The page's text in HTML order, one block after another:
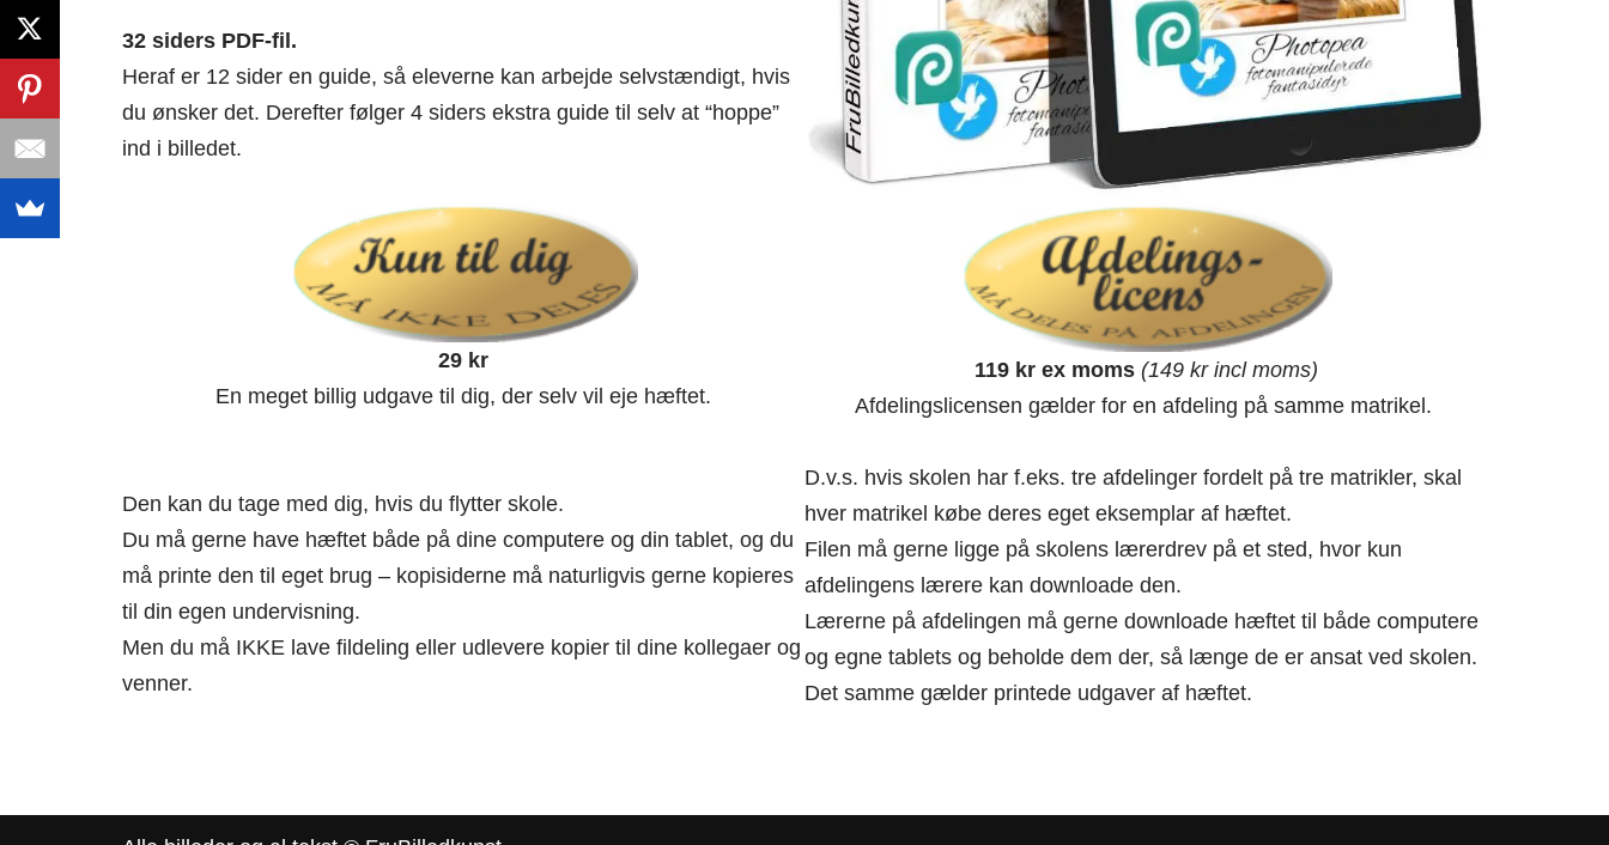
32 siders PDF-fil.
Heraf er 12 sider en guide, så eleverne kan arbejde selvstændigt, hvis
du ønsker det. Derefter følger 4 siders ekstra guide til selv at “hoppe”
ind i billedet.
29 kr
En meget billig udgave til dig, der selv vil eje hæftet.
Den kan du tage med dig, hvis du flytter skole.
Du må gerne have hæftet både på dine computere og din tablet, og du
må printe den til eget brug – kopisiderne må naturligvis gerne kopieres
til din egen undervisning.
Men du må IKKE lave fildeling eller udlevere kopier til dine kollegaer og
venner.
119 kr ex moms (149 kr incl moms)
Afdelingslicensen gælder for en afdeling på samme matrikel.
D.v.s. hvis skolen har f.eks. tre afdelinger fordelt på tre matrikler, skal
hver matrikel købe deres eget eksemplar af hæftet.
Filen må gerne ligge på skolens lærerdrev på et sted, hvor kun
afdelingens lærere kan downloade den.
Lærerne på afdelingen må gerne downloade hæftet til både computere
og egne tablets og beholde dem der, så længe de er ansat ved skolen.
Det samme gælder printede udgaver af hæftet.